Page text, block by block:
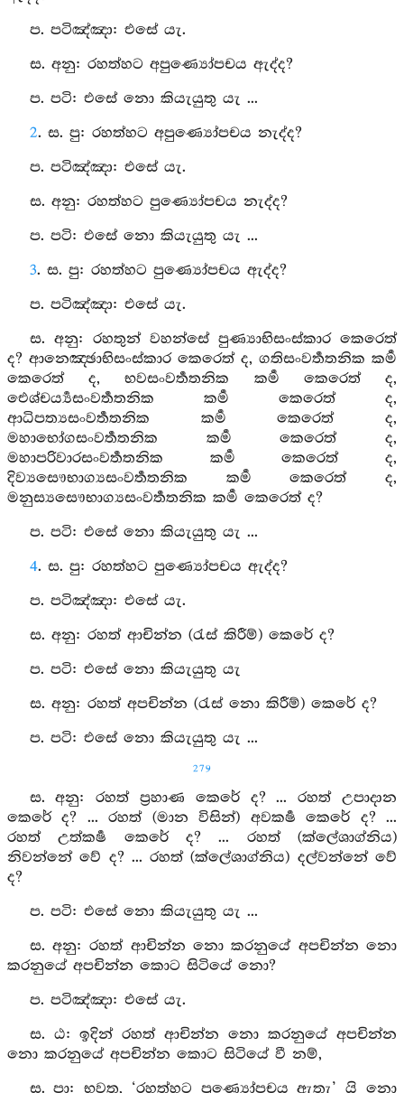
ප. පටිඤ්‍ඤා: එසේ යැ.
ස. අනු: රහත්හට අපුණ්‍යෝපචය ඇද්ද?
ප. පටි: එසේ නො කියැයුතු යැ ...
2. ස. පු: රහත්හට අපුණ්‍යෝපචය නැද්ද?
ප. පටිඤ්‍ඤා: එසේ යැ.
ස. අනු: රහත්හට පුණ්‍යෝපචය නැද්ද?
ප. පටි: එසේ නො කියැයුතු යැ ...
3. ස. පු: රහත්හට පුණ්‍යෝපචය ඇද්ද?
ප. පටිඤ්‍ඤා: එසේ යැ.
ස. අනු: රහතුන් වහන්සේ පුණ්‍යාභිසංස්කාර කෙරෙත්
ද? ආනෙඤ‍්ඡාභිසංස්කාර කෙරෙත් ද, ගතිසංවර්‍තතනික කර්‍ම
කෙරෙත් ද, භවසංවර්‍තතනික කර්‍ම කෙරෙත් ද,
ඓශ‍්චර්‍ය්‍යසංවර්‍තතනික කර්‍ම කෙරෙත් ද,
ආධිපත්‍යසංවර්‍තතනික කර්‍ම කෙරෙත් ද,
මහාභෝගසංවර්‍තතනික කර්‍ම කෙරෙත් ද,
මහාපරිවාරසංවර්‍තතනික කර්‍ම කෙරෙත් ද,
දිව්‍යසෞභාග්‍යසංවර්‍තතනික කර්‍ම කෙරෙත් ද,
මනුස්‍යසෞභාග්‍යසංවර්‍තතනික කර්‍ම කෙරෙත් ද?
ප. පටි: එසේ නො කියැයුතු යැ ...
4. ස. පු: රහත්හට පුණ්‍යෝපචය ඇද්ද?
ප. පටිඤ්‍ඤා: එසේ යැ.
ස. අනු: රහත් ආචින්න (රැස් කිරීම්) කෙරේ ද?
ප. පටි: එසේ නො කියැයුතු යැ
ස. අනු: රහත් අපචින්න (රැස් නො කිරීම්) කෙරේ ද?
ප. පටි: එසේ නො කියැයුතු යැ ...
279
ස. අනු: රහත් ප්‍රහාණ කෙරේ ද? ... රහත් උපාදාන
කෙරේ ද? ... රහත් (මාන විසින්) අවකර්‍ෂ කෙරේ ද? ...
රහත් උත්කර්‍ෂ කෙරේ ද? ... රහත් (ක්ලේශාග්නිය)
නිවන්නේ වේ ද? ... රහත් (ක්ලේශාග්නිය) දල්වන්නේ වේ
ද?
ප. පටි: එසේ නො කියැයුතු යැ ...
ස. අනු: රහත් ආචින්න නො කරනුයේ අපචින්න නො
කරනුයේ අපචින්න කොට සිටියේ නො?
ප. පටිඤ්‍ඤා: එසේ යැ.
ස. ඨ: ඉදින් රහත් ආචින්න නො කරනුයේ අපචින්න
නො කරනුයේ අපචින්න කොට සිටියේ වී නම්,
ස. පා: භවත, ‘රහත්හට පුණ්‍යෝපචය ඇතැ’ යි නො